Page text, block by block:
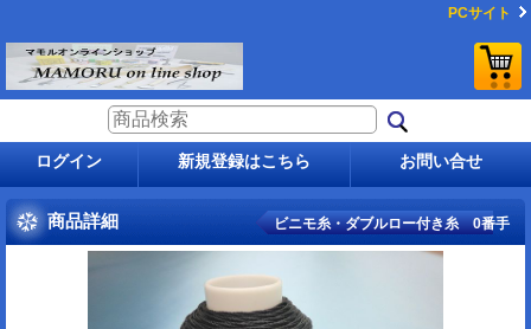
PCサイト
ログイン 新規登録はこちら お問い合せ
商品詳細 ビニモ糸・ダブルロー付き糸 0番手